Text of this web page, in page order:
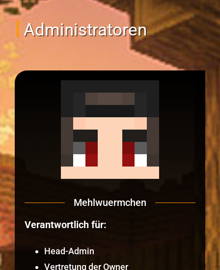
Administratoren
Mehlwuermchen
Verantwortlich für:
Head-Admin
Vertretung der Owner